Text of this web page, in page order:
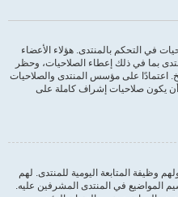
في التحكم بالمنتدى. هؤلاء الأعضاء
بما في ذلك إعطاء الصلاحيات، وحظر
اعتمادًا على مؤسس المنتدى والصلاحيات
أن يكون صلاحيات إشراف كاملة على
وظيفة المتابعة اليومية للمنتدى. لهم
المواضيع في المنتدى المشرفين عليه.